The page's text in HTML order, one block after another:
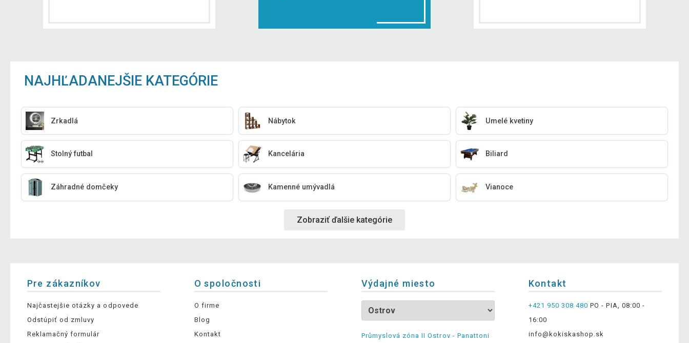
NAJHĽADANEJŠIE KATEGÓRIE
Zrkadlá Nábytok Umelé kvetiny
Stolný futbal Kancelária Biliard
Záhradné domčeky Kamenné umývadlá Vianoce
Zobraziť ďalšie kategórie
Pre zákazníkov
Najčastejšie otázky a odpovede
Odstúpiť od zmluvy
Reklamačný formulár
O spoločnosti
O firme
Blog
Kontakt
Výdajné miesto
Průmyslová zóna II Ostrov - Panattoni
Kontakt
+421 950 308 480 PO - PIA, 08:00 -
16:00
info@kokiskashop.sk